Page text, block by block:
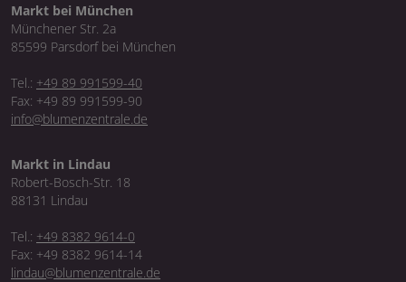
Markt bei München
Münchener Str. 2a
85599 Parsdorf bei München
Tel.: +49 89 991599-40
Fax: +49 89 991599-90
info@blumenzentrale.de
Markt in Lindau
Robert-Bosch-Str. 18
88131 Lindau
Tel.: +49 8382 9614-0
Fax: +49 8382 9614-14
lindau@blumenzentrale.de